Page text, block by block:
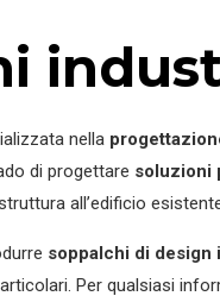
nella
di progettare soluzioni
all’edificio
soppalchi di design
Per qualsiasi